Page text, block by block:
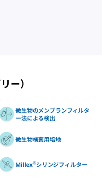
ー）
微生物のメンブランフィルタ
ー法による検出
微生物検査用培地
Millex®シリンジフィルター